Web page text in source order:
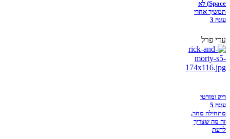
Space) לא
תמשיך אחרי
עונה 3
עדי פרל
ריק ומורטי
עונה 5
מתחילה מחר,
זה מה שצריך
לדעת